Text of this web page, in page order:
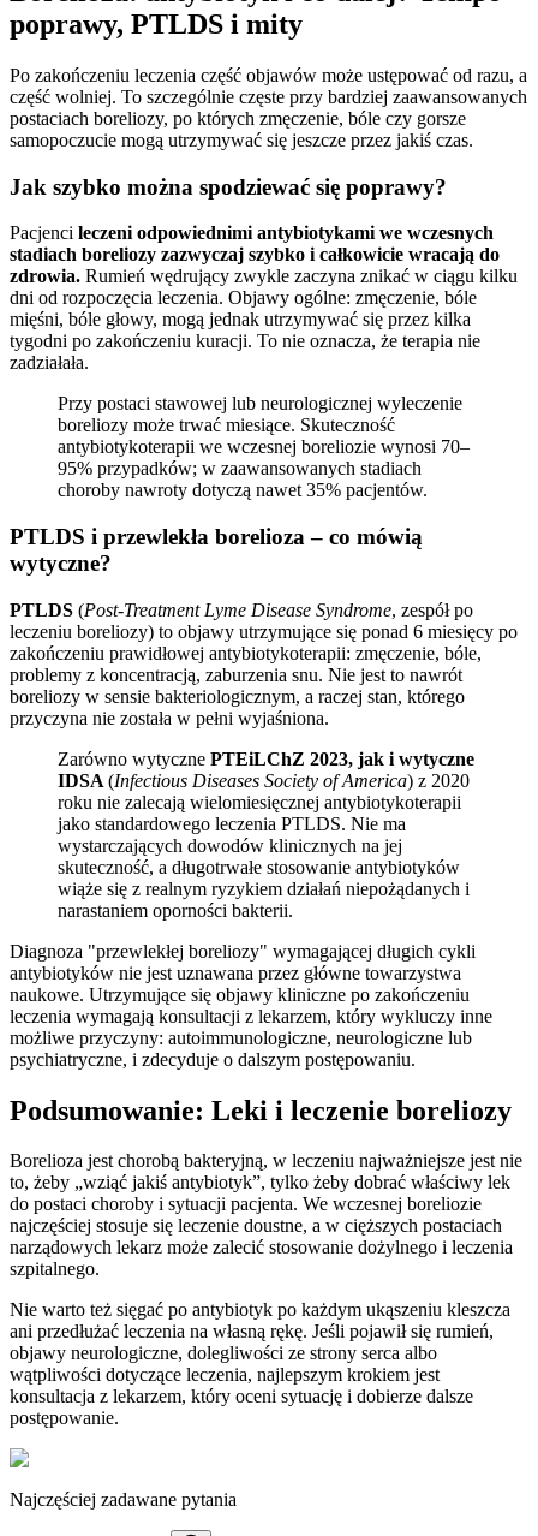
poprawy, PTLDS i mity
Po zakończeniu leczenia część objawów może ustępować od razu, a
część wolniej. To szczególnie częste przy bardziej zaawansowanych
postaciach boreliozy, po których zmęczenie, bóle czy gorsze
samopoczucie mogą utrzymywać się jeszcze przez jakiś czas.
Jak szybko można spodziewać się poprawy?
Pacjenci leczeni odpowiednimi antybiotykami we wczesnych
stadiach boreliozy zazwyczaj szybko i całkowicie wracają do
zdrowia. Rumień wędrujący zwykle zaczyna znikać w ciągu kilku
dni od rozpoczęcia leczenia. Objawy ogólne: zmęczenie, bóle
mięśni, bóle głowy, mogą jednak utrzymywać się przez kilka
tygodni po zakończeniu kuracji. To nie oznacza, że terapia nie
zadziałała.
Przy postaci stawowej lub neurologicznej wyleczenie
boreliozy może trwać miesiące. Skuteczność
antybiotykoterapii we wczesnej boreliozie wynosi 70–
95% przypadków; w zaawansowanych stadiach
choroby nawroty dotyczą nawet 35% pacjentów.
PTLDS i przewlekła borelioza – co mówią
wytyczne?
PTLDS (Post-Treatment Lyme Disease Syndrome, zespół po
leczeniu boreliozy) to objawy utrzymujące się ponad 6 miesięcy po
zakończeniu prawidłowej antybiotykoterapii: zmęczenie, bóle,
problemy z koncentracją, zaburzenia snu. Nie jest to nawrót
boreliozy w sensie bakteriologicznym, a raczej stan, którego
przyczyna nie została w pełni wyjaśniona.
Zarówno wytyczne PTEiLChZ 2023, jak i wytyczne
IDSA (Infectious Diseases Society of America) z 2020
roku nie zalecają wielomiesięcznej antybiotykoterapii
jako standardowego leczenia PTLDS. Nie ma
wystarczających dowodów klinicznych na jej
skuteczność, a długotrwałe stosowanie antybiotyków
wiąże się z realnym ryzykiem działań niepożądanych i
narastaniem oporności bakterii.
Diagnoza "przewlekłej boreliozy" wymagającej długich cykli
antybiotyków nie jest uznawana przez główne towarzystwa
naukowe. Utrzymujące się objawy kliniczne po zakończeniu
leczenia wymagają konsultacji z lekarzem, który wykluczy inne
możliwe przyczyny: autoimmunologiczne, neurologiczne lub
psychiatryczne, i zdecyduje o dalszym postępowaniu.
Podsumowanie: Leki i leczenie boreliozy
Borelioza jest chorobą bakteryjną, w leczeniu najważniejsze jest nie
to, żeby „wziąć jakiś antybiotyk”, tylko żeby dobrać właściwy lek
do postaci choroby i sytuacji pacjenta. We wczesnej boreliozie
najczęściej stosuje się leczenie doustne, a w cięższych postaciach
narządowych lekarz może zalecić stosowanie dożylnego i leczenia
szpitalnego.
Nie warto też sięgać po antybiotyk po każdym ukąszeniu kleszcza
ani przedłużać leczenia na własną rękę. Jeśli pojawił się rumień,
objawy neurologiczne, dolegliwości ze strony serca albo
wątpliwości dotyczące leczenia, najlepszym krokiem jest
konsultacja z lekarzem, który oceni sytuację i dobierze dalsze
postępowanie.
Najczęściej zadawane pytania